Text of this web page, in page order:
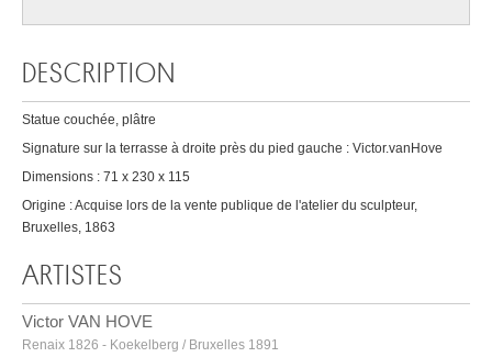
DESCRIPTION
Statue couchée, plâtre
Signature sur la terrasse à droite près du pied gauche : Victor.vanHove
Dimensions : 71 x 230 x 115
Origine : Acquise lors de la vente publique de l'atelier du sculpteur,
Bruxelles, 1863
ARTISTES
Victor VAN HOVE
Renaix 1826 - Koekelberg / Bruxelles 1891